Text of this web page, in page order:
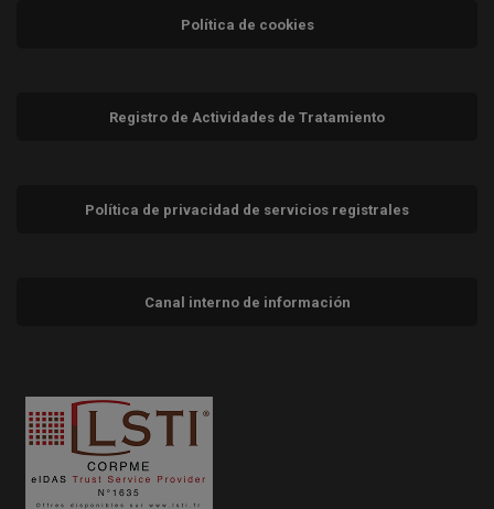
Política de cookies
Registro de Actividades de Tratamiento
Política de privacidad de servicios registrales
Canal interno de información